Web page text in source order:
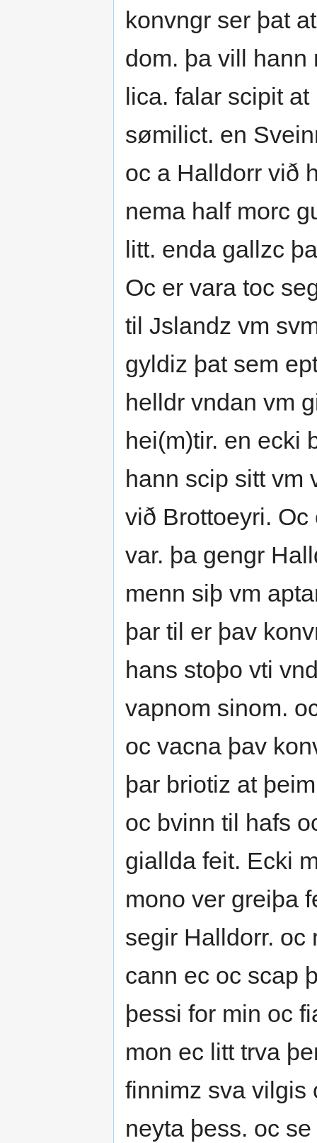
konvngr ser þat
dom. þa vill hann
lica. falar scipit
sømilict. en
oc a Halldorr við
nema half morc
litt. enda gallzc
Oc er vara toc
til Jslandz vm
gyldiz þat sem
helldr vndan vm
hei(m)tir. en ecki
hann scip sitt vm
við Brottoeyri.
var. þa gengr
menn siþ vm
þar til er þav
hans stoþo vti
vapnom sinom.
oc vacna þav
þar briotiz at
oc bvinn til hafs
giallda feit. Ecki
mono ver greiþa
segir Halldorr. oc
cann ec oc scap
þessi for min oc
mon ec litt trva
finnimz sva vilgis
neyta þess. oc